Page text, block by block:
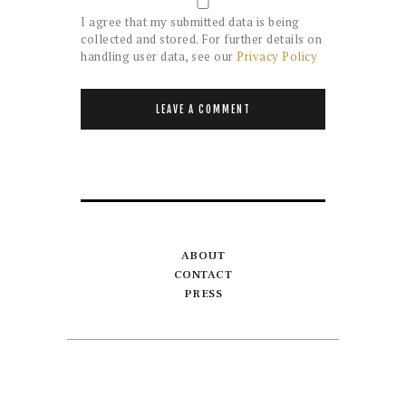
I agree that my submitted data is being
collected and stored. For further details on
handling user data, see our Privacy Policy
ABOUT
CONTACT
PRESS